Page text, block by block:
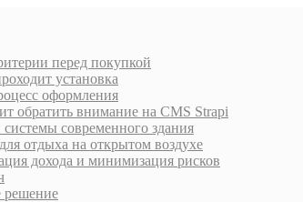
перед покупкой
установка
оформления
обратить внимание на CMS Strapi
современного здания
отдыха на открытом воздухе
дохода и минимизация рисков
решение